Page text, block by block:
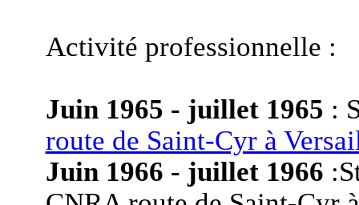
Activité professionnelle :
Juin 1965 - juillet 1965 :
route de Saint-Cyr à
Juin 1966 - juillet 1966